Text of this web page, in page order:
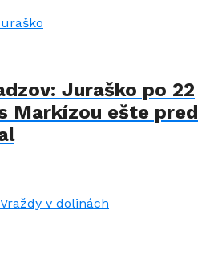
Juraško po 22
Markízou ešte pred